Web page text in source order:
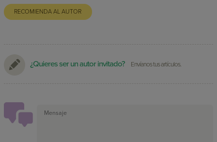
RECOMIENDA AL AUTOR
¿Quieres ser un autor invitado? Envíanos tus artículos.